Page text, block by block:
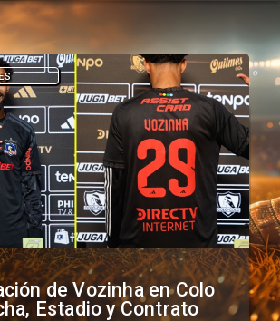
de Vozinha en Colo
Estadio y Contrato